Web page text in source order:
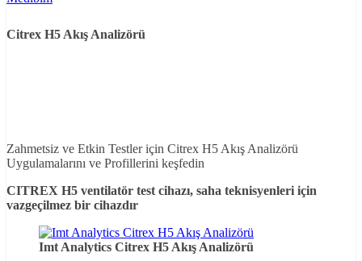
Citrex H5 Akış Analizörü
Zahmetsiz ve Etkin Testler için Citrex H5 Akış Analizörü
Uygulamalarını ve Profillerini keşfedin
CITREX H5 ventilatör test cihazı, saha teknisyenleri için
vazgeçilmez bir cihazdır
Imt Analytics Citrex H5 Akış Analizörü